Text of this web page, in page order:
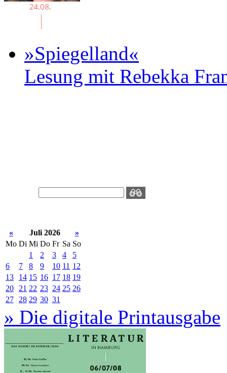
»Spiegelland«
Lesung mit Rebekka
« Juli 2026
»
Mo Di Mi Do Fr Sa So
1
2 3 4
5
6
7 8 9 10 11 12
13
14 15 16 17 18 19
20
21 22 23 24 25 26
27
28 29 30 31
» Die digitale Printausgabe